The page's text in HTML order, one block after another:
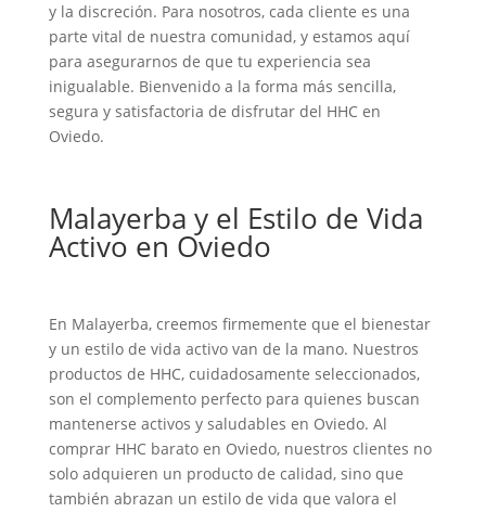
y la discreción. Para nosotros, cada cliente es una
parte vital de nuestra comunidad, y estamos aquí
para asegurarnos de que tu experiencia sea
inigualable. Bienvenido a la forma más sencilla,
segura y satisfactoria de disfrutar del HHC en
Oviedo.
Malayerba y el Estilo de Vida
Activo en Oviedo
En Malayerba, creemos firmemente que el bienestar
y un estilo de vida activo van de la mano. Nuestros
productos de HHC, cuidadosamente seleccionados,
son el complemento perfecto para quienes buscan
mantenerse activos y saludables en Oviedo. Al
comprar HHC barato en Oviedo, nuestros clientes no
solo adquieren un producto de calidad, sino que
también abrazan un estilo de vida que valora el